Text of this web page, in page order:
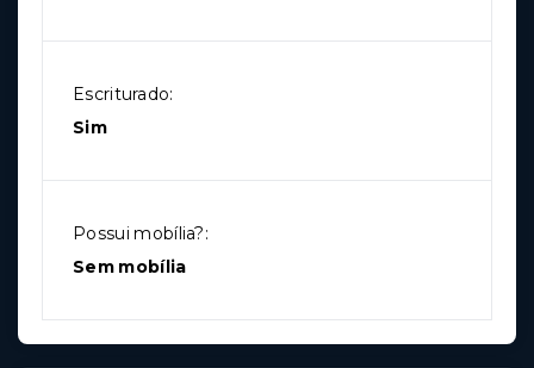
Escriturado:
Sim
Possui mobília?:
Sem mobília